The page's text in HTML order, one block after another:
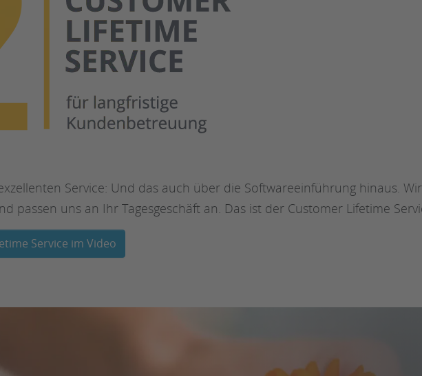
Service: Und das auch über die Softwareeinführung hinaus.
passen uns an Ihr Tagesgeschäft an. Das ist der Customer Lifetime
Service im Video